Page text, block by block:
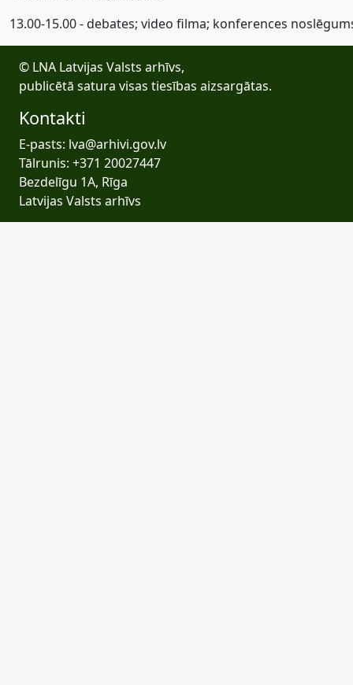
13.00-15.00 - debates; video filma; konferences
© LNA Latvijas Valsts arhīvs,
publicētā satura visas tiesības aizsargātas.
Kontakti
E-pasts: lva@arhivi.gov.lv
Tālrunis: +371 20027447
Bezdelīgu 1A, Rīga
Latvijas Valsts arhīvs